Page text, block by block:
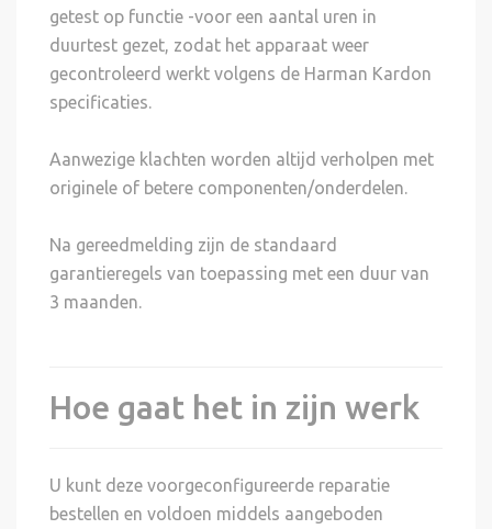
getest op functie -voor een aantal uren in
duurtest gezet, zodat het apparaat weer
gecontroleerd werkt volgens de Harman Kardon
specificaties.
Aanwezige klachten worden altijd verholpen met
originele of betere componenten/onderdelen.
Na gereedmelding zijn de standaard
garantieregels van toepassing met een duur van
3 maanden.
Hoe gaat het in zijn werk
U kunt deze voorgeconfigureerde reparatie
bestellen en voldoen middels aangeboden